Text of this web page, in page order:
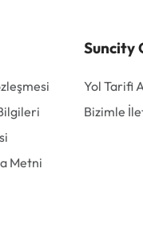
Metni
Suncity
Yol Tarifi
Bizimle